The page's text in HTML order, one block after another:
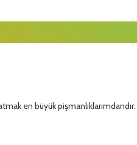
en büyük pişmanlıklarımdandır.